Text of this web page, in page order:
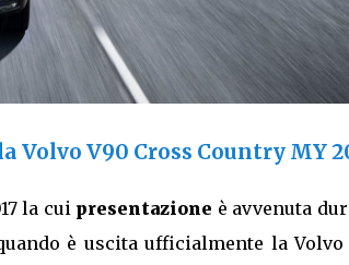
V90 Cross Country MY
la cui presentazione è avvenuta
è uscita ufficialmente la Volvo